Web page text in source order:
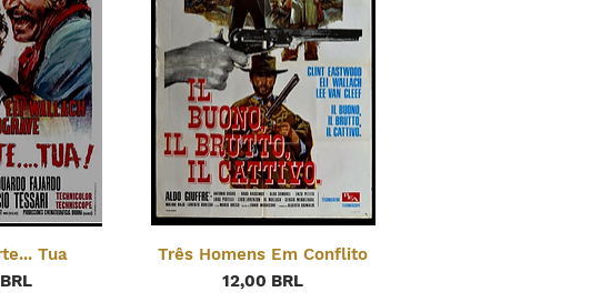
Tua
Três Homens Em Conflito
Precio
12,00 BRL